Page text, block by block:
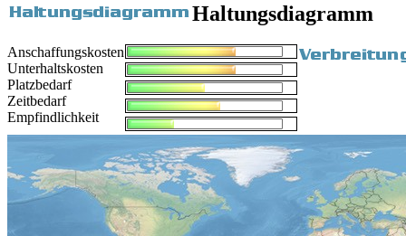
Haltungsdiagramm
Anschaffungskosten
Unterhaltskosten
Platzbedarf
Zeitbedarf
Empfindlichkeit